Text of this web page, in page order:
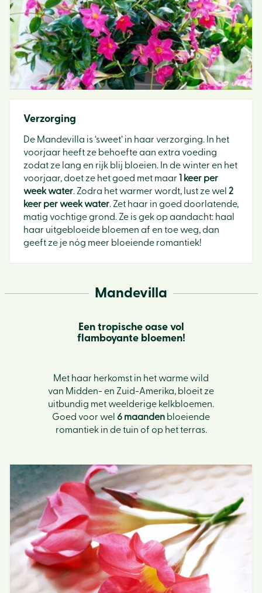
Verzorging
De Mandevilla is ‘sweet’ in haar verzorging. In het
voorjaar heeft ze behoefte aan extra voeding
zodat ze lang en rijk blij bloeien. In de winter en het
voorjaar, doet ze het goed met maar
1 keer per
week water. Zodra het warmer wordt, lust ze wel 2
keer per week water. Zet haar in goed doorlatende,
matig vochtige grond. Ze is gek op aandacht: haal
haar uitgebloeide bloemen af en toe weg, dan
geeft ze je nóg meer bloeiende romantiek!
Mandevilla
Een tropische oase vol
flamboyante bloemen!
Met haar herkomst in het warme wild
van Midden- en Zuid-Amerika, bloeit ze
uitbundig met weelderige kelkbloemen.
Goed voor wel 6 maanden bloeiende
romantiek in de tuin of op het terras.